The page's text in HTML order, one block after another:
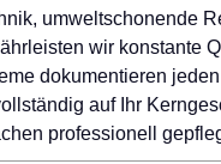
umweltschonende
wir konstante
dokumentieren
auf Ihr
professionell